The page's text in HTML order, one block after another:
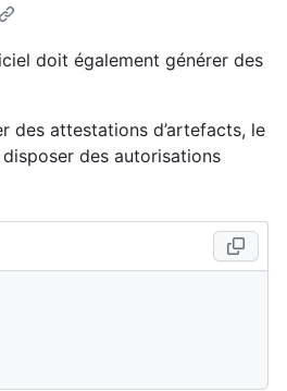
doit également générer des
des attestations d’artefacts, le
des autorisations